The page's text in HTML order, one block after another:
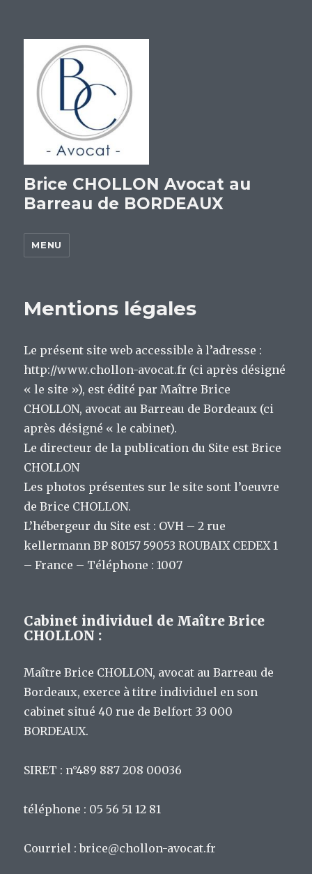
Brice CHOLLON Avocat au
Barreau de BORDEAUX
MENU
Mentions légales
Le présent site web accessible à l’adresse :
http://www.chollon-avocat.fr (ci après désigné
« le site »), est édité par Maître Brice
CHOLLON, avocat au Barreau de Bordeaux (ci
après désigné « le cabinet).
Le directeur de la publication du Site est Brice
CHOLLON
Les photos présentes sur le site sont l’oeuvre
de Brice CHOLLON.
L’hébergeur du Site est : OVH – 2 rue
kellermann BP 80157 59053 ROUBAIX CEDEX 1
– France – Téléphone : 1007
Cabinet individuel de Maître Brice
CHOLLON :
Maître Brice CHOLLON, avocat au Barreau de
Bordeaux, exerce à titre individuel en son
cabinet situé 40 rue de Belfort 33 000
BORDEAUX.
SIRET : n°489 887 208 00036
téléphone : 05 56 51 12 81
Courriel : brice@chollon-avocat.fr